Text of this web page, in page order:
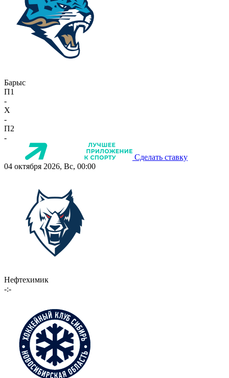
Барыс
П1
-
X
-
П2
-
Сделать ставку
04 октября 2026, Вс, 00:00
Нефтехимик
-:-